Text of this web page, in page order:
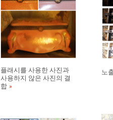
플래시를 사용한 사진과
사용하지 않은 사진의 결
합
노